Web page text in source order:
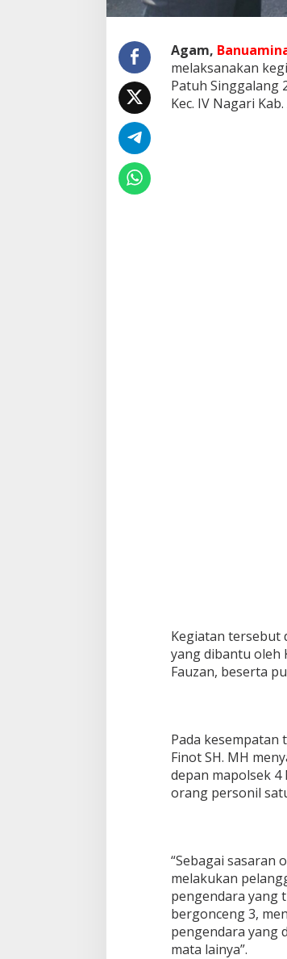
Agam,
melaksanakan
Patuh Singgalang
Kec. IV Nagari
Kegiatan tersebut
yang dibantu oleh
Fauzan, beserta
Pada kesempatan
Finot SH. MH
depan mapolsek
orang personil
“Sebagai sasaran
melakukan
pengendara yang
bergonceng 3,
pengendara yang
mata lainya”.